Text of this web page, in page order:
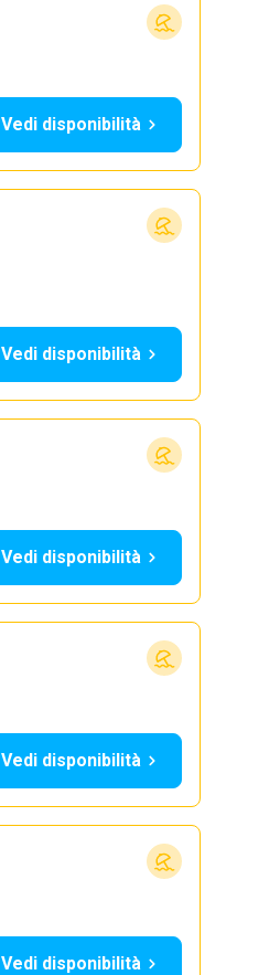
Vedi disponibilità
Vedi disponibilità
Vedi disponibilità
Vedi disponibilità
Vedi disponibilità